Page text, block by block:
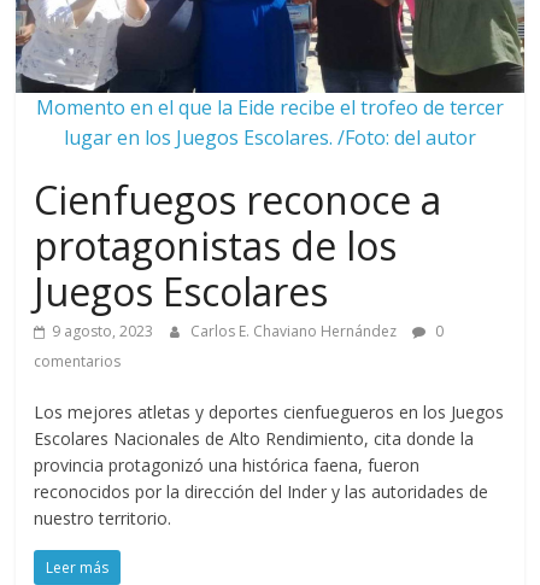
Momento en el que la Eide recibe el trofeo de tercer
lugar en los Juegos Escolares. /Foto: del autor
Cienfuegos reconoce a
protagonistas de los
Juegos Escolares
9 agosto, 2023 Carlos E. Chaviano Hernández
0
comentarios
Los mejores atletas y deportes cienfuegueros en los Juegos
Escolares Nacionales de Alto Rendimiento, cita donde la
provincia protagonizó una histórica faena, fueron
reconocidos por la dirección del Inder y las autoridades de
nuestro territorio.
Leer más